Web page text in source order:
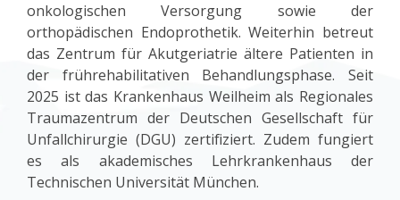
onkologischen Versorgung sowie der
orthopädischen Endoprothetik. Weiterhin betreut
das Zentrum für Akutgeriatrie ältere Patienten in
der frührehabilitativen Behandlungsphase. Seit
2025 ist das Krankenhaus Weilheim als Regionales
Traumazentrum der Deutschen Gesellschaft für
Unfallchirurgie (DGU) zertifiziert. Zudem fungiert
es als akademisches Lehrkrankenhaus der
Technischen Universität München.